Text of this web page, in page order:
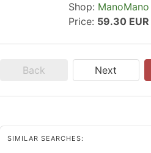
Shop: ManoMano
Price: 59.30 EUR
Back Next
SIMILAR SEARCHES: